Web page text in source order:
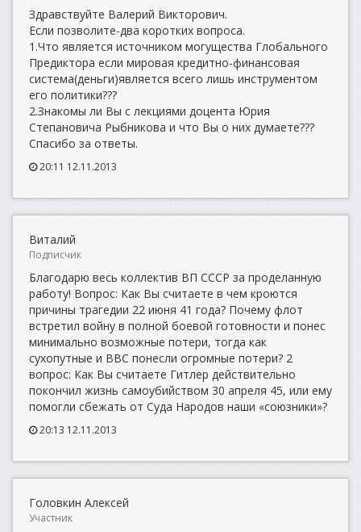
Здравствуйте Валерий Викторович.
Если позволите-два коротких вопроса.
1.Что является источником могущества Глобального
Предиктора если мировая кредитно-финансовая
система(деньги)является всего лишь инструментом
его политики???
2.Знакомы ли Вы с лекциями доцента Юрия
Степановича Рыбникова и что Вы о них думаете???
Спасибо за ответы.
20:11 12.11.2013
Виталий
Подписчик
Благодарю весь коллектив ВП СССР за проделанную
работу! Вопрос: Как Вы считаете в чем кроются
причины трагедии 22 июня 41 года? Почему флот
встретил войну в полной боевой готовности и понес
минимально возможные потери, тогда как
сухопутные и ВВС понесли огромные потери? 2
вопрос: Как Вы считаете Гитлер действительно
покончил жизнь самоубийством 30 апреля 45, или ему
помогли сбежать от Суда Народов наши «союзники»?
20:13 12.11.2013
Головкин Алексей
Участник